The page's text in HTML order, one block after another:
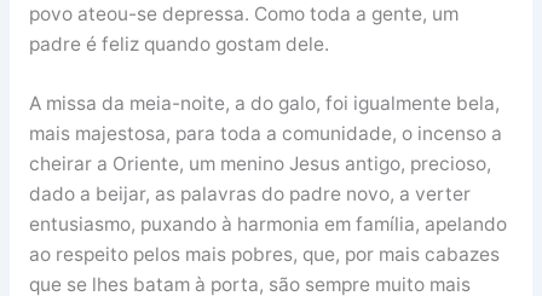
povo ateou-se depressa. Como toda a gente, um
padre é feliz quando gostam dele.
A missa da meia-noite, a do galo, foi igualmente bela,
mais majestosa, para toda a comunidade, o incenso a
cheirar a Oriente, um menino Jesus antigo, precioso,
dado a beijar, as palavras do padre novo, a verter
entusiasmo, puxando à harmonia em família, apelando
ao respeito pelos mais pobres, que, por mais cabazes
que se lhes batam à porta, são sempre muito mais